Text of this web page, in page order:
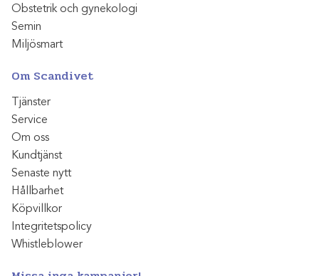
Obstetrik och gynekologi
Semin
Miljösmart
Om Scandivet
Tjänster
Service
Om oss
Kundtjänst
Senaste nytt
Hållbarhet
Köpvillkor
Integritetspolicy
Whistleblower